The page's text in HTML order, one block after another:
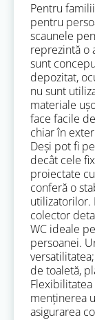
Pentru
pentru
scaunele
reprezintă o
sunt
depozitat,
nu sunt
materiale
face facile
chiar în
Deși pot fi
decât cele
proiectate
conferă o
utilizatorilor.
colector
WC ideale
persoanei.
de toaletă,
menținerea
asigurarea